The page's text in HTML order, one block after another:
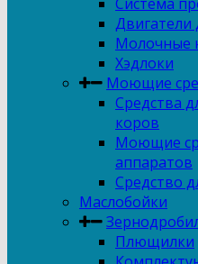
Двигатели
Молочные
Хэдлоки
Моющие
Средства
коров
Моющие
аппаратов
Средство
Маслобойки
Плющилки